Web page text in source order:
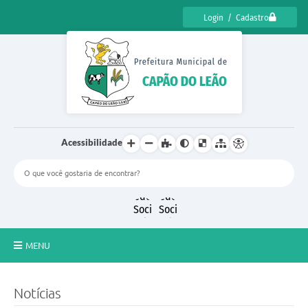
Login / Cadastro
Acessibilidade
MENU
Notícias